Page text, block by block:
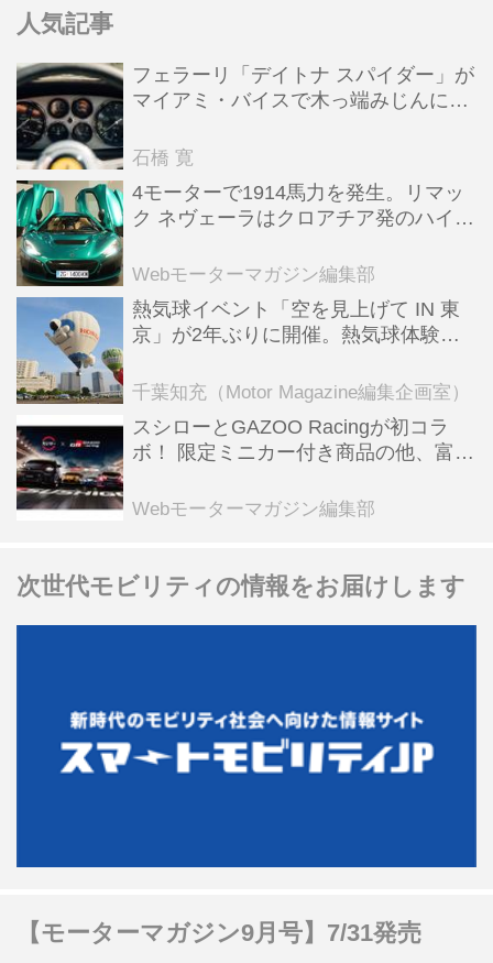
人気記事
フェラーリ「デイトナ スパイダー」が
マイアミ・バイスで木っ端みじんにな
石橋 寛
4モーターで1914馬力を発生。リマッ
ク ネヴェーラはクロアチア発のハイパ
全版／115】
Webモーターマガジン編集部
熱気球イベント「空を見上げて IN 東
京」が2年ぶりに開催。熱気球体験搭
ンテンツも
千葉知充（Motor Magazine編集企画室）
スシローとGAZOO Racingが初コラ
ボ！ 限定ミニカー付き商品の他、富士
る抽選企画などを展開
Webモーターマガジン編集部
次世代モビリティの情報をお届けします
【モーターマガジン9月号】7/31発売